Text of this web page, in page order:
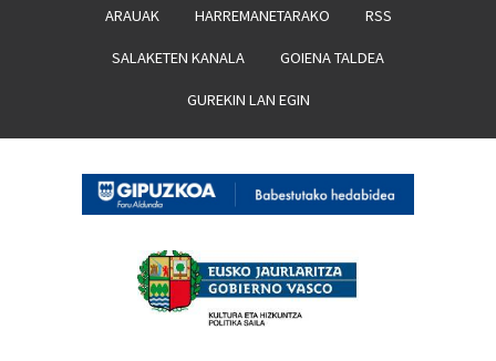
ARAUAK HARREMANETARAKO RSS
SALAKETEN KANALA GOIENA TALDEA
GUREKIN LAN EGIN